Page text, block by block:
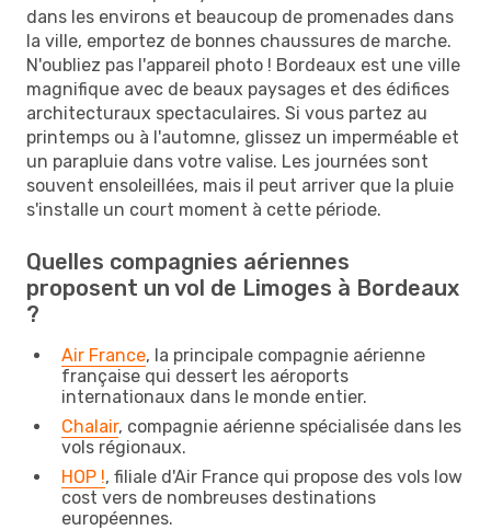
dans les environs et beaucoup de promenades dans
la ville, emportez de bonnes chaussures de marche.
N'oubliez pas l'appareil photo ! Bordeaux est une ville
magnifique avec de beaux paysages et des édifices
architecturaux spectaculaires. Si vous partez au
printemps ou à l'automne, glissez un imperméable et
un parapluie dans votre valise. Les journées sont
souvent ensoleillées, mais il peut arriver que la pluie
s'installe un court moment à cette période.
Quelles compagnies aériennes
proposent un vol de Limoges à Bordeaux
?
Air France, la principale compagnie aérienne
française qui dessert les aéroports
internationaux dans le monde entier.
Chalair, compagnie aérienne spécialisée dans les
vols régionaux.
HOP !, filiale d'Air France qui propose des vols low
cost vers de nombreuses destinations
européennes.